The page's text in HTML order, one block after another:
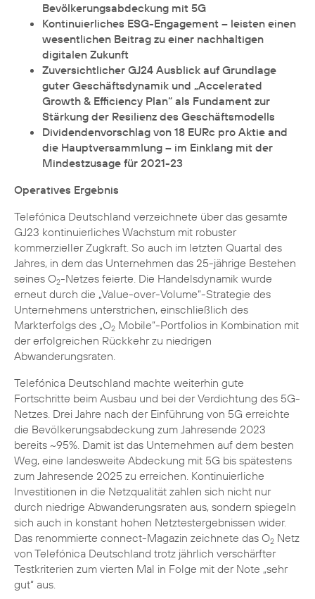
Bevölkerungsabdeckung mit 5G
Kontinuierliches ESG-Engagement – leisten einen
wesentlichen Beitrag zu einer nachhaltigen
digitalen Zukunft
Zuversichtlicher GJ24 Ausblick auf Grundlage
guter Geschäftsdynamik und „Accelerated
Growth & Efficiency Plan“ als Fundament zur
Stärkung der Resilienz des Geschäftsmodells
Dividendenvorschlag von 18 EURc pro Aktie and
die Hauptversammlung – im Einklang mit der
Mindestzusage für 2021-23
Operatives Ergebnis
Telefónica Deutschland verzeichnete über das gesamte
GJ23 kontinuierliches Wachstum mit robuster
kommerzieller Zugkraft. So auch im letzten Quartal des
Jahres, in dem das Unternehmen das 25-jährige Bestehen
seines O2-Netzes feierte. Die Handelsdynamik wurde
erneut durch die „Value-over-Volume“-Strategie des
Unternehmens unterstrichen, einschließlich des
Markterfolgs des „O2 Mobile“-Portfolios in Kombination mit
der erfolgreichen Rückkehr zu niedrigen
Abwanderungsraten.
Telefónica Deutschland machte weiterhin gute
Fortschritte beim Ausbau und bei der Verdichtung des 5G-
Netzes. Drei Jahre nach der Einführung von 5G erreichte
die Bevölkerungsabdeckung zum Jahresende 2023
bereits ~95%. Damit ist das Unternehmen auf dem besten
Weg, eine landesweite Abdeckung mit 5G bis spätestens
zum Jahresende 2025 zu erreichen. Kontinuierliche
Investitionen in die Netzqualität zahlen sich nicht nur
durch niedrige Abwanderungsraten aus, sondern spiegeln
sich auch in konstant hohen Netztestergebnissen wider.
Das renommierte connect-Magazin zeichnete das O2 Netz
von Telefónica Deutschland trotz jährlich verschärfter
Testkriterien zum vierten Mal in Folge mit der Note „sehr
gut“ aus.